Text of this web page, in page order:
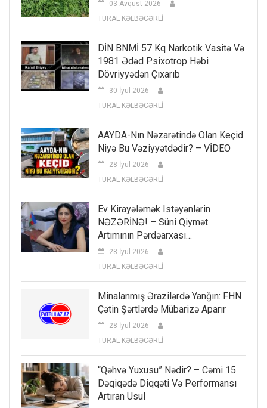
03 Avqust 2026
TURAL KƏLBƏCƏRLİ
DİN BNMİ 57 Kq Narkotik Vasitə Və
1981 Ədəd Psixotrop Həbi
Dövriyyədən Çıxarıb
30 İyul 2026
TURAL KƏLBƏCƏRLİ
AAYDA-Nın Nəzarətində Olan Keçid
Niyə Bu Vəziyyətdədir? – VİDEO
28 İyul 2026
TURAL KƏLBƏCƏRLİ
Ev Kirayələmək Istəyənlərin
NƏZƏRİNƏ! – Süni Qiymət
Artımının Pərdəarxası…
28 İyul 2026
TURAL KƏLBƏCƏRLİ
Minalanmış Ərazilərdə Yanğın: FHN
Çətin Şərtlərdə Mübarizə Aparır
28 İyul 2026
TURAL KƏLBƏCƏRLİ
“Qəhvə Yuxusu” Nədir? – Cəmi 15
Dəqiqədə Diqqəti Və Performansı
Artıran Üsul